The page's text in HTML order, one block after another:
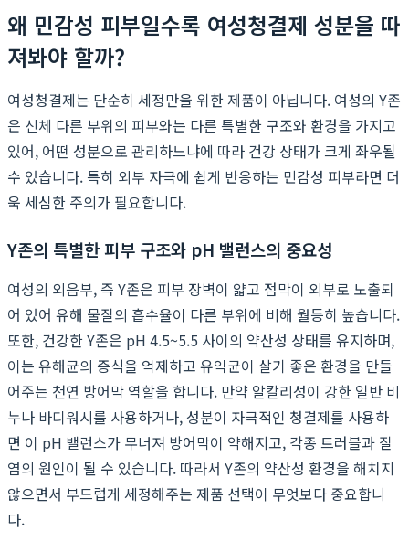
왜 민감성 피부일수록 여성청결제 성분을 따
져봐야 할까?
여성청결제는 단순히 세정만을 위한 제품이 아닙니다. 여성의 Y존
은 신체 다른 부위의 피부와는 다른 특별한 구조와 환경을 가지고
있어, 어떤 성분으로 관리하느냐에 따라 건강 상태가 크게 좌우될
수 있습니다. 특히 외부 자극에 쉽게 반응하는 민감성 피부라면 더
욱 세심한 주의가 필요합니다.
Y존의 특별한 피부 구조와 pH 밸런스의 중요성
여성의 외음부, 즉 Y존은 피부 장벽이 얇고 점막이 외부로 노출되
어 있어 유해 물질의 흡수율이 다른 부위에 비해 월등히 높습니다.
또한, 건강한 Y존은 pH 4.5~5.5 사이의 약산성 상태를 유지하며,
이는 유해균의 증식을 억제하고 유익균이 살기 좋은 환경을 만들
어주는 천연 방어막 역할을 합니다. 만약 알칼리성이 강한 일반 비
누나 바디워시를 사용하거나, 성분이 자극적인 청결제를 사용하
면 이 pH 밸런스가 무너져 방어막이 약해지고, 각종 트러블과 질
염의 원인이 될 수 있습니다. 따라서 Y존의 약산성 환경을 해치지
않으면서 부드럽게 세정해주는 제품 선택이 무엇보다 중요합니
다.